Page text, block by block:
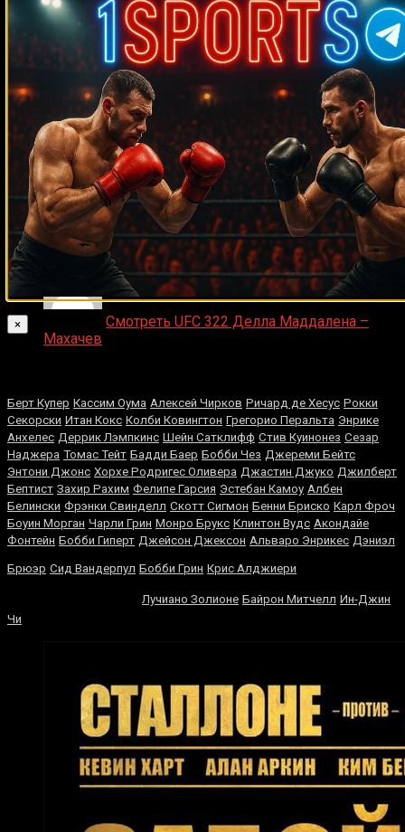
ДЕНИС onЧто хотите видеть на сайте?
Денис onРой Джонс-младший
Ляяляляляояо onСмотреть UFC 324: Гэйтжи –
Пимблетт
Смотреть UFC 322 Делла Маддалена –
Махачев
Берт Купер Кассим Оума Алексей Чирков Ричард де Хесус Рокки
Секорски Итан Кокс Колби Ковингтон Грегорио Перальта Энрике
Анхелес Деррик Лэмпкинс Шейн Сатклифф Стив Куинонез Сезар
Наджера Томас Тейт Бадди Баер Бобби Чез Джереми Бейтс
Энтони Джонс Хорхе Родригес Оливера Джастин Джуко Джилберт
Бептист Захир Рахим Фелипе Гарсия Эстебан Камоу Албен
Белински Фрэнки Свинделл Скотт Сигмон Бенни Бриско Карл Фроч
Боуин Морган Чарли Грин Монро Брукс Клинтон Вудс Акондайе
Фонтейн Бобби Гиперт Джейсон Джексон Альваро Энрикес Дэниэл
Брюэр Сид Вандерпул Бобби Грин Крис Алджиери
Лучиано Золионе Байрон Митчелл Ин-Джин
Чи
×